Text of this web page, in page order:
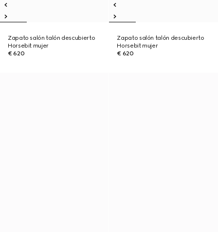
Zapato salón talón descubierto
Horsebit mujer
€ 620
Zapato salón talón descubierto
Horsebit mujer
€ 620